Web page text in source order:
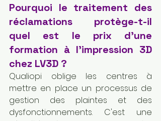
Pourquoi le traitement des
réclamations protège-t-il
quel est le prix d'une
formation à l'impression 3D
chez LV3D ?
Qualiopi oblige les centres à
mettre en place un processus de
gestion des plaintes et des
dysfonctionnements. C'est une